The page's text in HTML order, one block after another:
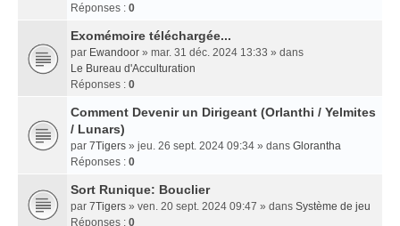
Réponses : 0
Exomémoire téléchargée...
par Ewandoor » mar. 31 déc. 2024 13:33 » dans
Le Bureau d'Acculturation
Réponses : 0
Comment Devenir un Dirigeant (Orlanthi / Yelmites
/ Lunars)
par 7Tigers » jeu. 26 sept. 2024 09:34 » dans Glorantha
Réponses : 0
Sort Runique: Bouclier
par 7Tigers » ven. 20 sept. 2024 09:47 » dans Système de jeu
Réponses : 0